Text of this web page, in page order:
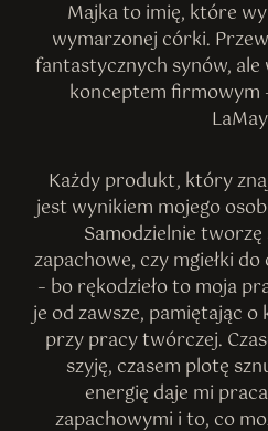
Majka to imię, które
wymarzonej córki.
fantastycznych synów, ale
konceptem firmowym
Każdy produkt, który
jest wynikiem mojego
Samodzielnie
zapachowe, czy mgiełki
– bo rękodzieło to moja
je od zawsze, pamiętając
przy pracy twórczej.
szyję, czasem plotę
energię daje mi
zapachowymi i to, co